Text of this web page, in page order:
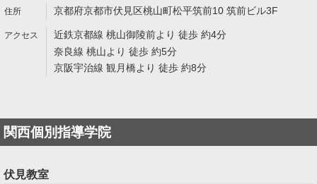
京都府京都市伏見区桃山町松平筑前10 筑前ビル3F
近鉄京都線 桃山御陵前より 徒歩 約4分
奈良線 桃山より 徒歩 約5分
京阪宇治線 観月橋より 徒歩 約8分
関西個別指導学院
伏見教室